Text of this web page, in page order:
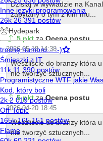
Dzisiaj w wywiadzie na
zapytany o tym z kim mu...
5 pktzaOcena postu
2026-05-18 14:38
Weszliście do branzy która
nie tworzyć sztucznych...
5 pktzaOcena postu
2026-04-20 18:45
Weszliście do branzy która
nie tworzyć sztucznych...